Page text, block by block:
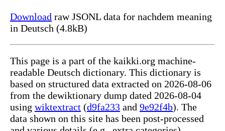
Download raw JSONL data for nachdem meaning
in Deutsch (4.8kB)
This page is a part of the kaikki.org machine-
readable Deutsch dictionary. This dictionary is
based on structured data extracted on 2026-08-06
from the dewiktionary dump dated 2026-08-04
using wiktextract (d9fa233 and 9e92f4b). The
data shown on this site has been post-processed